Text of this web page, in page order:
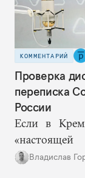
КОММЕНТАРИЙ
Проверка
переписка
России
Если в
допустить
Владислав